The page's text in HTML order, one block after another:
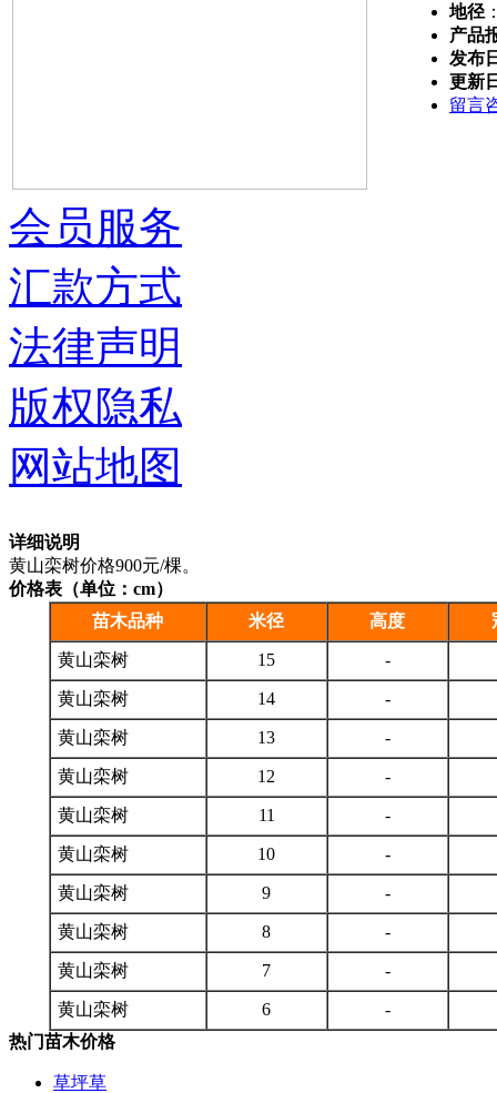
地径
产品
发布
更新
留言
详细说明
黄山栾树价格900元/棵。
价格表（单位：cm）
苗木品种
米径 高度
黄山栾树 15 -
黄山栾树 14 -
黄山栾树 13 -
黄山栾树 12 -
黄山栾树 11 -
黄山栾树 10 -
黄山栾树 9 -
黄山栾树 8 -
黄山栾树 7 -
黄山栾树 6
-
热门苗木价格
草坪草
会员服务
汇款方式
法律声明
版权隐私
网站地图